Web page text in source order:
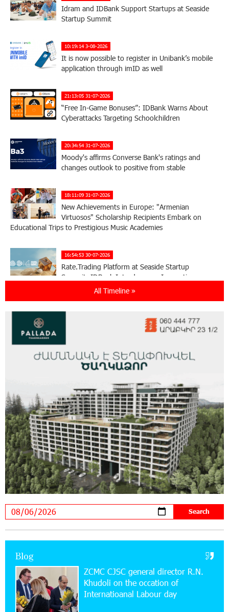
Idram and IDBank Support Startups at Seaside
Startup Summit
10:19:14 3-08-2026
It is now possible to register in Unibank’s mobile
application through imID as well
21:13:05 31-07-2026
“Free In-Game Bonuses”: IDBank Warns About
Cyberattacks Targeting Schoolchildren
20:34:54 31-07-2026
Moody's affirms Converse Bank's ratings and
changes outlook to positive from stable
18:11:09 31-07-2026
New Achievements in Europe: "Armenian
Virtuosos" Scholarship Recipients Embark on
Educational Trips to Prestigious Music Academies
16:54:53 30-07-2026
Rate.Trading Platform at Seaside Startup
Summit: IDBank Introduces an Innovative
Khachaturian Rooftop Grand Opening
11:59:57 28-07-2026
24/2 Shahumyan Street in Ararat
19:04:38 23-07-2026
Scholarship recipients of the “Armenian
Virtuosos” Program participated in the Järvi
Academy and Pärnu Music Festival in Estonia, representing
Armenia on the international stage
11:53:39 23-07-2026
Ucom Supports the Installation of a 15 kW Solar
Power Plant at the Vayk Sports School
17:52:52 20-07-2026
CashIn Services at AraratBank ATMs: Fast,
Simple, and Secure
All Timeline »
Blog
ZCMC CJSC general director R.N.
Khudoli on the օccation of
Internatioanal Labour day